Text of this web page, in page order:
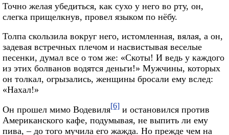
Точно желая убедиться, как сухо у него во рту, он,
слегка прищелкнув, провел языком по нёбу.
Толпа скользила вокруг него, истомленная, вялая, а он,
задевая встречных плечом и насвистывая веселые
песенки, думал все о том же: «Скоты! И ведь у каждого
из этих болванов водятся деньги!» Мужчины, которых
он толкал, огрызались, женщины бросали ему вслед:
«Нахал!»
Он прошел мимо Водевиля[6] и остановился против
Американского кафе, подумывая, не выпить ли ему
пива, – до того мучила его жажда. Но прежде чем на